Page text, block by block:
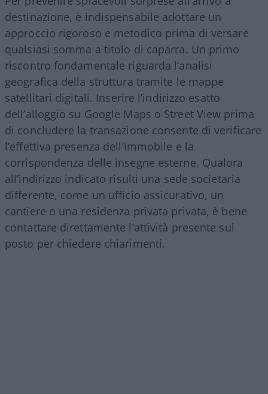
destinazione, è indispensabile adottare un
approccio rigoroso e metodico prima di versare
qualsiasi somma a titolo di caparra. Un primo
riscontro fondamentale riguarda l’analisi
geografica della struttura tramite le mappe
satellitari digitali. Inserire l’indirizzo esatto
dell’alloggio su Google Maps o Street View prima
di concludere la transazione consente di verificare
l’effettiva presenza dell’immobile e la
corrispondenza delle insegne esterne. Qualora
all’indirizzo indicato risulti una sede societaria
differente, come un ufficio assicurativo, un
cantiere o una residenza privata privata, è bene
contattare direttamente l’attività presente sul
posto per chiedere chiarimenti.